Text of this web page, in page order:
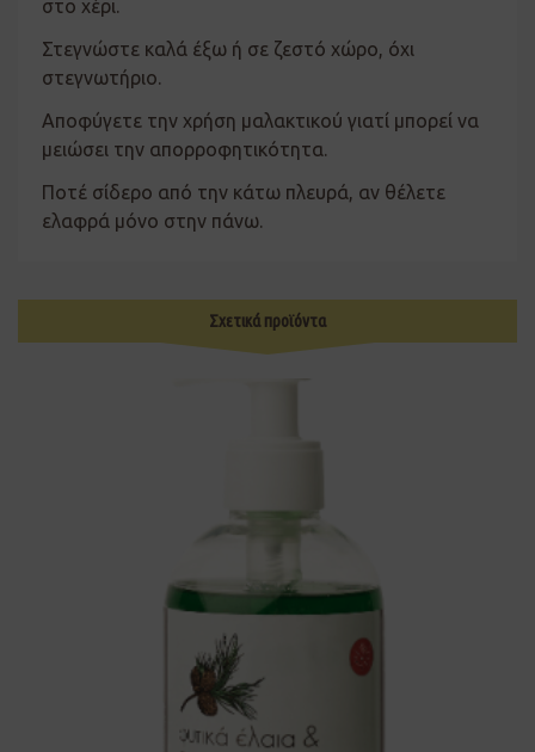
στο χέρι.
Στεγνώστε καλά έξω ή σε ζεστό χώρο, όχι
στεγνωτήριο.
Αποφύγετε την χρήση μαλακτικού γιατί μπορεί να
μειώσει την απορροφητικότητα.
Ποτέ σίδερο από την κάτω πλευρά, αν θέλετε
ελαφρά μόνο στην πάνω.
Σχετικά προϊόντα